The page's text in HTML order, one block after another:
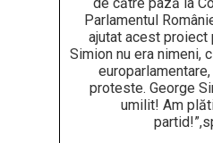
Parlamentul
ajutat acest proiect
Simion nu era nimeni,
proteste. George
umilit! Am